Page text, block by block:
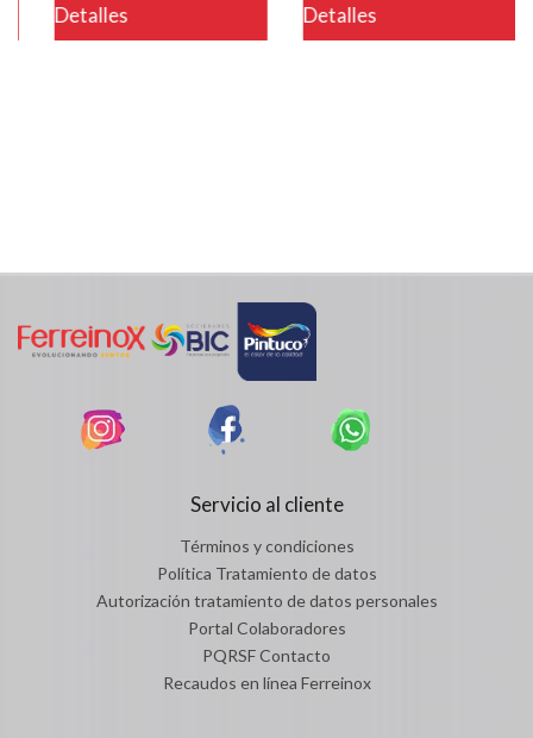
Detalles Detalles
Servicio al cliente
Términos y condiciones
Política Tratamiento de datos
Autorización tratamiento de datos personales
Portal Colaboradores
PQRSF Contacto
Recaudos en línea Ferreinox